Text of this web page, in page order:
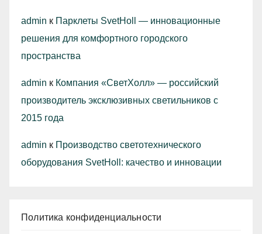
admin к Парклеты SvetHoll — инновационные
решения для комфортного городского
пространства
admin к Компания «СветХолл» — российский
производитель эксклюзивных светильников с
2015 года
admin к Производство светотехнического
оборудования SvetHoll: качество и инновации
Политика конфиденциальности